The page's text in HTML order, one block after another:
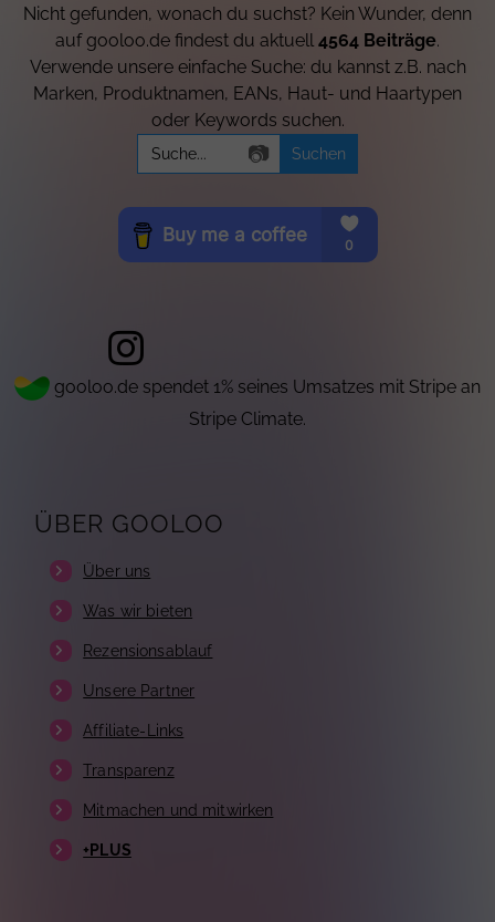
Nicht gefunden, wonach du suchst? Kein Wunder, denn
auf gooloo.de findest du aktuell 4564 Beiträge.
Verwende unsere einfache Suche: du kannst z.B. nach
Marken, Produktnamen, EANs, Haut- und Haartypen
oder Keywords suchen.
Search
for:
📷
gooloo.de spendet 1% seines Umsatzes mit Stripe an
Stripe Climate.
ÜBER GOOLOO
Über uns
Was wir bieten
Rezensionsablauf
Unsere Partner
Affiliate-Links
Transparenz
Mitmachen und mitwirken
+PLUS